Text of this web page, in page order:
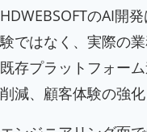
HDWEBSOFTのAI開
験ではなく、実際の
既存プラットフォー
削減、顧客体験の強